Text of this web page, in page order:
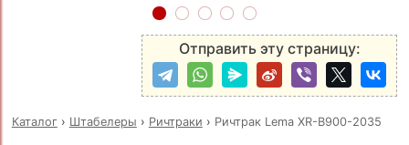
Отправить эту страницу:
Каталог› Штабелеры › Ричтраки › Ричтрак Lema XR-B900-2035